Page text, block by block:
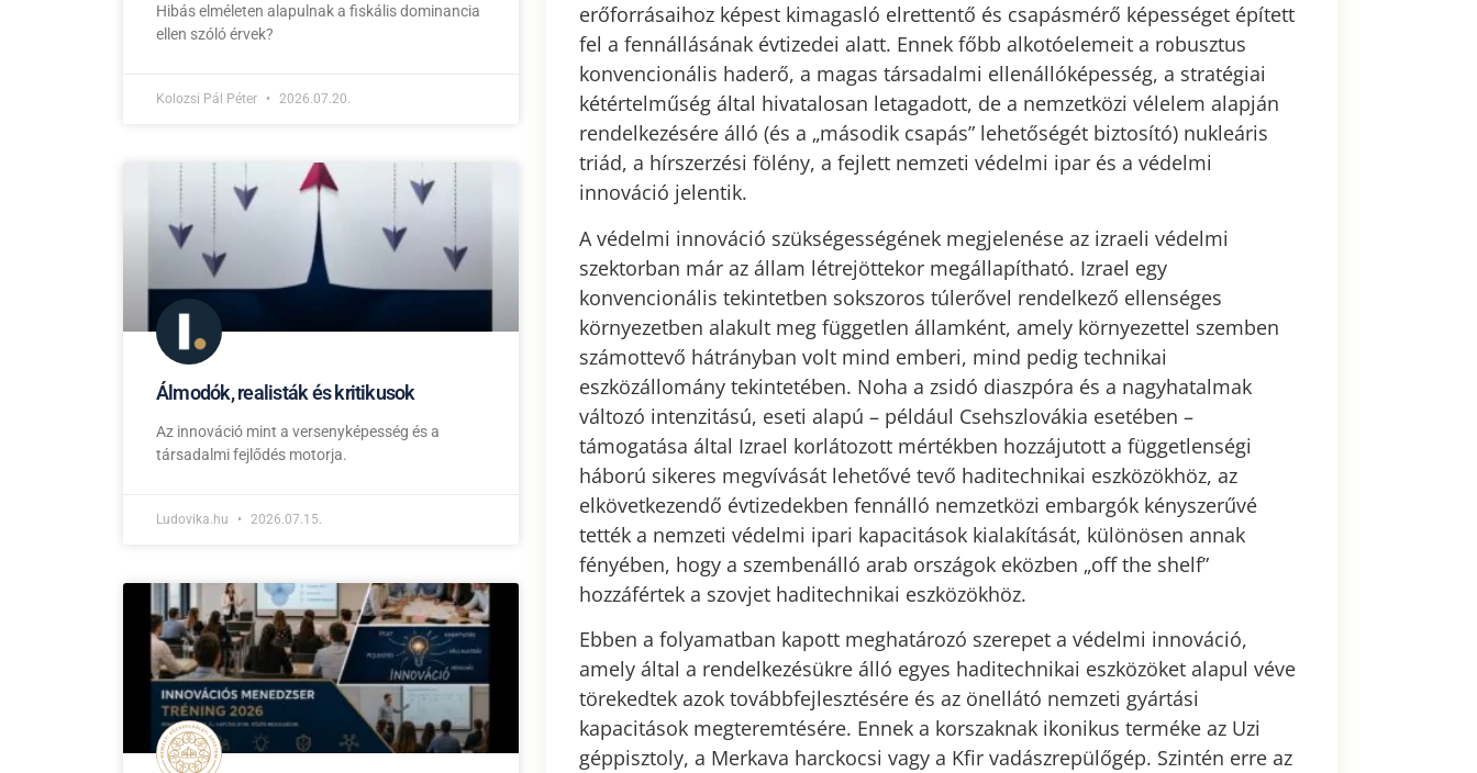
Hibás elméleten alapulnak a fiskális dominancia
ellen szóló érvek?
Kolozsi Pál Péter 2026.07.20.
Álmodók, realisták és kritikusok
Az innováció mint a versenyképesség és a
társadalmi fejlődés motorja.
Ludovika.hu 2026.07.15.
erőforrásaihoz képest kimagasló elrettentő és csapásmérő képességet épített
fel a fennállásának évtizedei alatt. Ennek főbb alkotóelemeit a robusztus
konvencionális haderő, a magas társadalmi ellenállóképesség, a stratégiai
kétértelműség által hivatalosan letagadott, de a nemzetközi vélelem alapján
rendelkezésére álló (és a „második csapás” lehetőségét biztosító) nukleáris
triád, a hírszerzési fölény, a fejlett nemzeti védelmi ipar és a védelmi
innováció jelentik.
A védelmi innováció szükségességének megjelenése az izraeli védelmi
szektorban már az állam létrejöttekor megállapítható. Izrael egy
konvencionális tekintetben sokszoros túlerővel rendelkező ellenséges
környezetben alakult meg független államként, amely környezettel szemben
számottevő hátrányban volt mind emberi, mind pedig technikai
eszközállomány tekintetében. Noha a zsidó diaszpóra és a nagyhatalmak
változó intenzitású, eseti alapú – például Csehszlovákia esetében –
támogatása által Izrael korlátozott mértékben hozzájutott a függetlenségi
háború sikeres megvívását lehetővé tevő haditechnikai eszközökhöz, az
elkövetkezendő évtizedekben fennálló nemzetközi embargók kényszerűvé
tették a nemzeti védelmi ipari kapacitások kialakítását, különösen annak
fényében, hogy a szembenálló arab országok eközben „off the shelf”
hozzáfértek a szovjet haditechnikai eszközökhöz.
Ebben a folyamatban kapott meghatározó szerepet a védelmi innováció,
amely által a rendelkezésükre álló egyes haditechnikai eszközöket alapul véve
törekedtek azok továbbfejlesztésére és az önellátó nemzeti gyártási
kapacitások megteremtésére. Ennek a korszaknak ikonikus terméke az Uzi
géppisztoly, a Merkava harckocsi vagy a Kfir vadászrepülőgép. Szintén erre az